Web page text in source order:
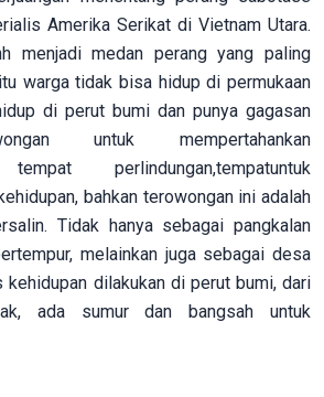
Amerika Serikat di Vietnam Utara.
menjadi medan perang yang paling
warga tidak bisa hidup di permukaan
di perut bumi dan punya gagasan
untuk mempertahankan
tempat perlindungan,tempatuntuk
bahkan terowongan ini adalah
Tidak hanya sebagai pangkalan
melainkan juga sebagai desa
kehidupan dilakukan di perut bumi, dari
ada sumur dan bangsah untuk